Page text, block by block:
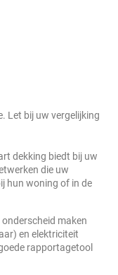
Let bij uw vergelijking
dekking biedt bij uw
die uw
hun woning of in de
maken
en elektriciteit
rapportagetool